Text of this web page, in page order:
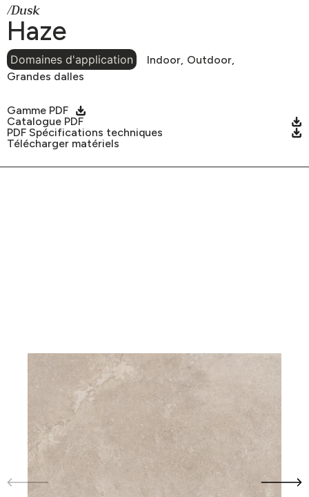
/Dusk
Haze
Domaines d'application Indoor, Outdoor,
Grandes dalles
Gamme PDF
Catalogue PDF
PDF Spécifications techniques
Télécharger matériels